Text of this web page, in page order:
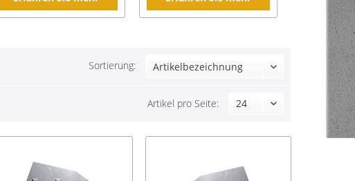
Sortierung:
Artikel pro Seite: